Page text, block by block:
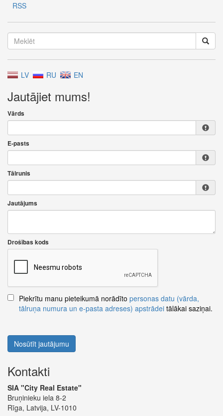
RSS
LV RU EN
Jautājiet mums!
Vārds
E-pasts
Tālrunis
Jautājums
Drošības kods
Piekrītu manu pieteikumā norādīto personas datu (vārda,
tālruņa numura un e-pasta adreses) apstrādei tālākai saziņai.
Nosūtīt jautājumu
Kontakti
SIA "City Real Estate"
Bruņinieku iela 8-2
Rīga, Latvija, LV-1010